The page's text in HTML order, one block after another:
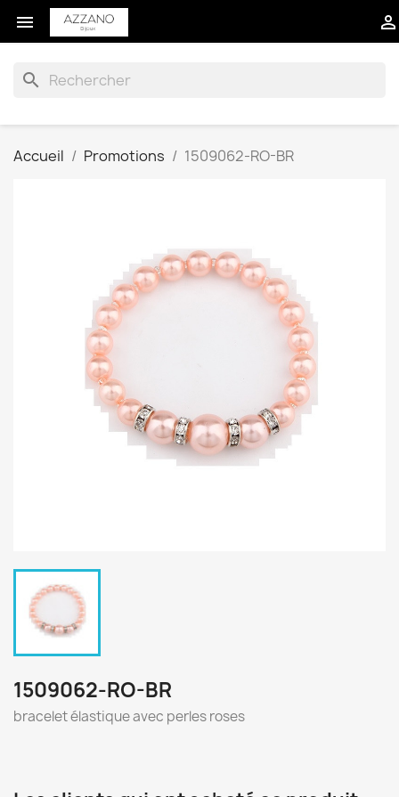
 
search
Accueil Promotions 1509062-RO-BR
1509062-RO-BR
bracelet élastique avec perles roses